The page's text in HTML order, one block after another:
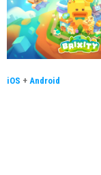
iOS + Android